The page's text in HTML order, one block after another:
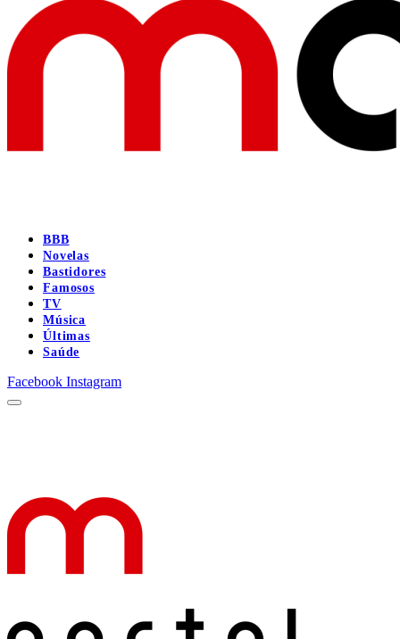
BBB
Novelas
Bastidores
Famosos
TV
Música
Últimas
Saúde
Facebook Instagram